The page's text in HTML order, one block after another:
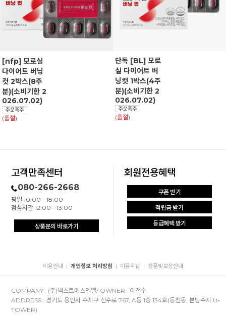
[nfp] 모로실
다이어트 버닝
컷 2박스(8주
분)(소비기한 2
026.07.02)
(품절)
단독 [BL] 모로
실 다이어트 버
닝컷 1박스(4주
분)(소비기한 2
026.07.02)
(품절)
고객만족센터
080-266-2668
평일 10:00 - 18:00
점심시간 12:00 - 13:00
상품문의 바로가기
회원전용혜택
쿠폰 받기
적립금 받기
등급혜택 받기
이용안내 | 개인정보 처리방침 | 이용약관 | 정품및보상안내
COMPANY : (주)넥스트에스엔엘/ OWNER : 이천수
ADDRESS : 경기도 용인시 수지구 신수로 767, A동 1층 134호(동천동, 분당수지 U-
TOWER)